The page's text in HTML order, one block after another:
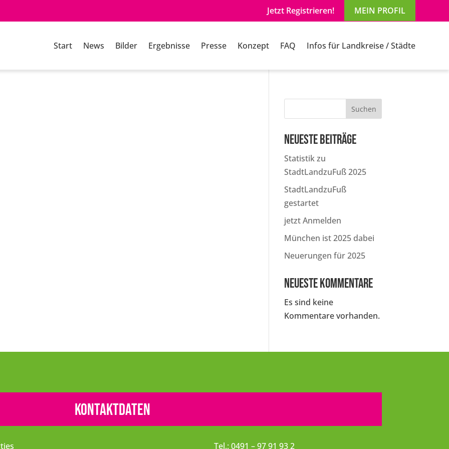
Jetzt Registrieren! MEIN PROFIL
Start News Bilder Ergebnisse Presse Konzept FAQ Infos für Landkreise / Städte
Suchen
Neueste Beiträge
Statistik zu
StadtLandzuFuß 2025
StadtLandzuFuß
gestartet
jetzt Anmelden
München ist 2025 dabei
Neuerungen für 2025
Neueste Kommentare
Es sind keine
Kommentare vorhanden.
Kontaktdaten
Tel.: 0491 – 97 91 93 2